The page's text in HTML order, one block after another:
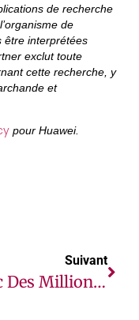
de recherche
de
être interprétées
exclut toute
cette recherche, y
et
pour Huawei.
Suivant
Avec Des Millions De Vies D’enfants En Jeu, Bill Gates Affirme Que L’humanité Se Trouve À Un Tournant